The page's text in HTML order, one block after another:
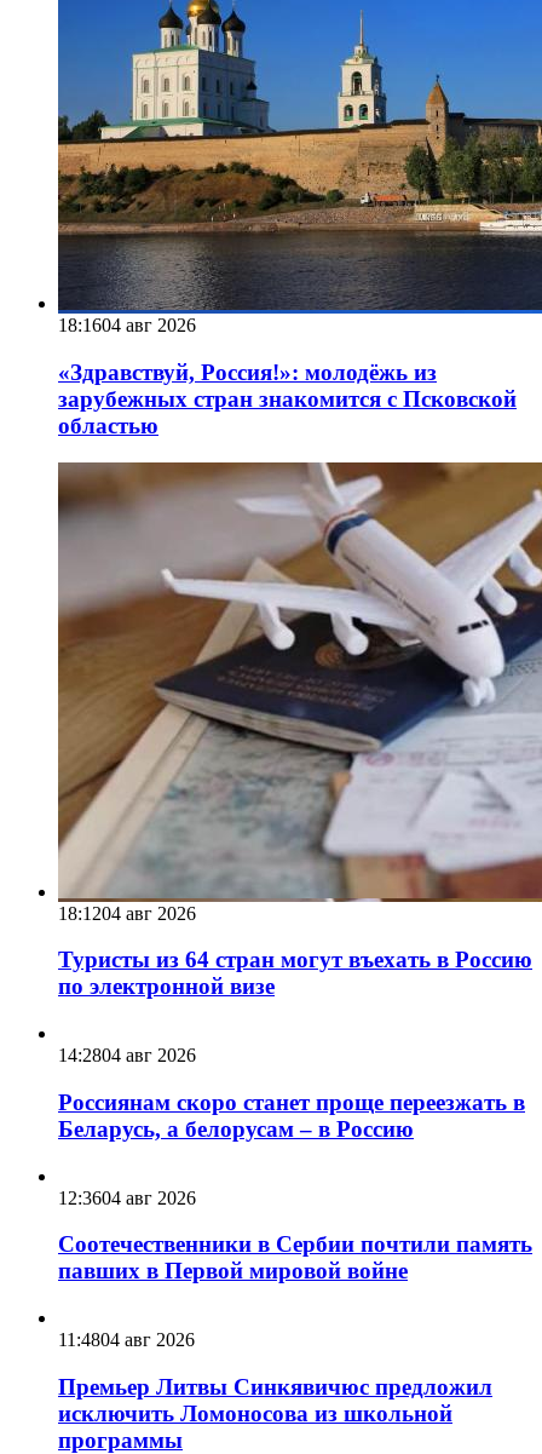
18:1604 авг 2026
«Здравствуй, Россия!»: молодёжь из
зарубежных стран знакомится с Псковской
областью
18:1204 авг 2026
Туристы из 64 стран могут въехать в Россию
по электронной визе
14:2804 авг 2026
Россиянам скоро станет проще переезжать в
Беларусь, а белорусам – в Россию
12:3604 авг 2026
Соотечественники в Сербии почтили память
павших в Первой мировой войне
11:4804 авг 2026
Премьер Литвы Синкявичюс предложил
исключить Ломоносова из школьной
программы